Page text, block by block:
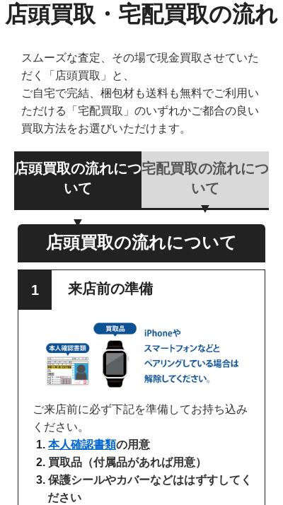
店頭買取・宅配買取の流れ
スムーズな査定、その場で現金買取させていた
だく「店頭買取」と、
ご自宅で完結、梱包材も送料も無料でご利用い
ただける「宅配買取」のいずれかご都合の良い
買取方法をお選びいただけます。
店頭買取の流れにつ
いて
宅配買取の流れにつ
いて
店頭買取の流れについて
来店前の準備
ご来店前に必ず下記を準備してお持ち込み
ください。
本人確認書類の用意
買取品（付属品があれば用意）
保護シールやカバーなどははずすしてく
ださい